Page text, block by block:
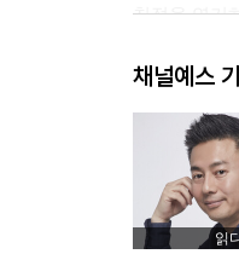
친절을 연기
온몸에서 배
예의를 뛰어
겸손한 태도
프로답게 능
사소한 것을
채널예스
읽